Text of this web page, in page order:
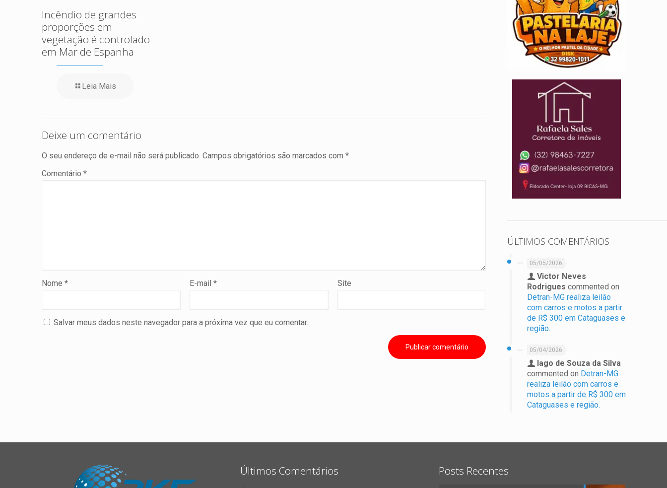
Incêndio de grandes
proporções em
vegetação é controlado
em Mar de Espanha
Leia Mais
Deixe um comentário
O seu endereço de e-mail não será publicado. Campos obrigatórios são marcados com *
Comentário *
Nome * E-mail* Site
Salvar meus dados neste navegador para a próxima vez que eu comentar.
ÚLTIMOS COMENTÁRIOS
05/05/2026
Victor Neves
Rodrigues commented on
Detran-MG realiza leilão
com carros e motos a partir
de R$ 300 em Cataguases e
região.
05/04/2026
Iago de Souza da Silva
commented on Detran-MG
realiza leilão com carros e
motos a partir de R$ 300 em
Cataguases e região.
Últimos Comentários Posts Recentes